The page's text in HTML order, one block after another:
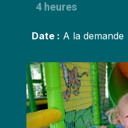
4 heures
Date : A la demande